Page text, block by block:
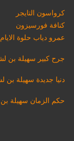
كرواسون التايجر
كنافة فورسيزون
عمرو دياب حلوة الايام
جرح كبير سهيلة بن
دنيا جديدة سهيلة بن
حكم الزمان سهيلة